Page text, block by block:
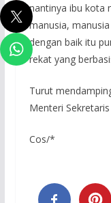
nantinya ibu kota
manusia,
dengan baik itu
rekat yang
Turut
Menteri
Cos/*